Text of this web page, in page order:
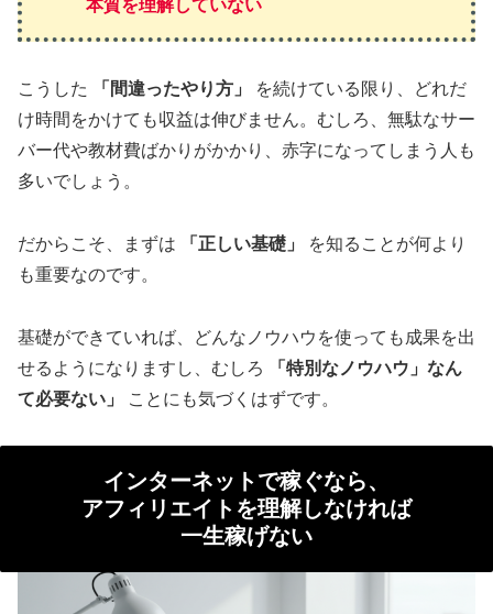
本質を理解していない
こうした 「間違ったやり方」
を続けている限り、どれだ
け時間をかけても収益は伸びません。むしろ、無駄なサー
バー代や教材費ばかりがかかり、赤字になってしまう人も
多いでしょう。
だからこそ、まずは 「正しい基礎」
を知ることが何より
も重要なのです。
基礎ができていれば、どんなノウハウを使っても成果を出
せるようになりますし、むしろ
「特別なノウハウ」なん
て必要ない」
ことにも気づくはずです。
インターネットで稼ぐなら、
アフィリエイトを理解しなければ
一生稼げない